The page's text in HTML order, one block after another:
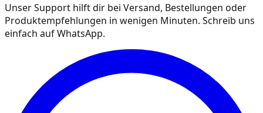
Unser Support hilft dir bei Versand, Bestellungen oder
Produktempfehlungen in wenigen Minuten. Schreib uns
einfach auf WhatsApp.